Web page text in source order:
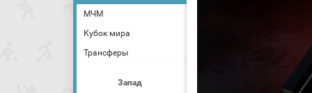
МЧМ
Кубок мира
Трансферы
Запад